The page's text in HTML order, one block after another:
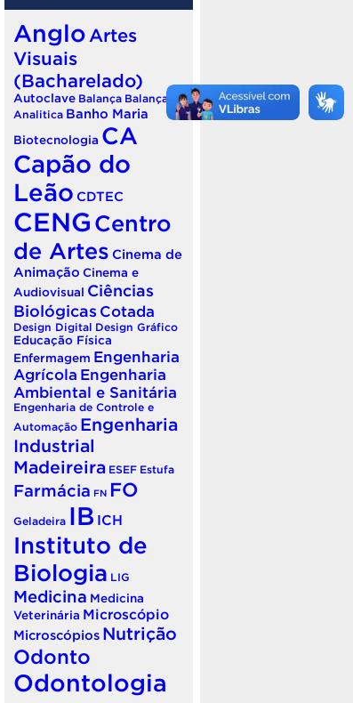
Anglo Artes
Visuais
(Bacharelado)
Autoclave Balança Balança
Analitica Banho Maria
Biotecnologia CA
Capão do
Leão CDTEC
CENG Centro
de Artes Cinema de
Animação Cinema e
Audiovisual Ciências
Biológicas Cotada
Design Digital Design Gráfico
Educação Física
Enfermagem Engenharia
Agrícola Engenharia
Ambiental e Sanitária
Engenharia de Controle e
Automação Engenharia
Industrial
Madeireira ESEF Estufa
Farmácia FN FO
Geladeira IB ICH
Instituto de
Biologia LIG
Medicina Medicina
Veterinária Microscópio
Microscópios Nutrição
Odonto
Odontologia